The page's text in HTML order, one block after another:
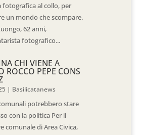
fotografica al collo, per
un mondo che scompare.
62 anni,
fotografico...
CHI VIENE A
ROCCO PEPE CONS
| Basilicatanews
potrebbero stare
con la politica Per il
comunale di Area Civica,